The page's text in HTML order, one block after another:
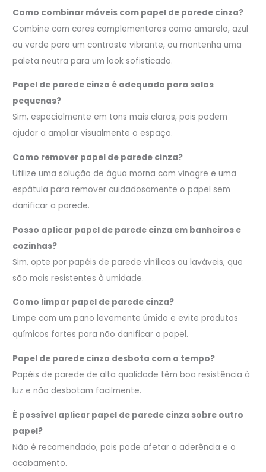
Como combinar móveis com papel de parede cinza?
Combine com cores complementares como amarelo, azul
ou verde para um contraste vibrante, ou mantenha uma
paleta neutra para um look sofisticado.
Papel de parede cinza é adequado para salas
pequenas?
Sim, especialmente em tons mais claros, pois podem
ajudar a ampliar visualmente o espaço.
Como remover papel de parede cinza?
Utilize uma solução de água morna com vinagre e uma
espátula para remover cuidadosamente o papel sem
danificar a parede.
Posso aplicar papel de parede cinza em banheiros e
cozinhas?
Sim, opte por papéis de parede vinílicos ou laváveis, que
são mais resistentes à umidade.
Como limpar papel de parede cinza?
Limpe com um pano levemente úmido e evite produtos
químicos fortes para não danificar o papel.
Papel de parede cinza desbota com o tempo?
Papéis de parede de alta qualidade têm boa resistência à
luz e não desbotam facilmente.
É possível aplicar papel de parede cinza sobre outro
papel?
Não é recomendado, pois pode afetar a aderência e o
acabamento.